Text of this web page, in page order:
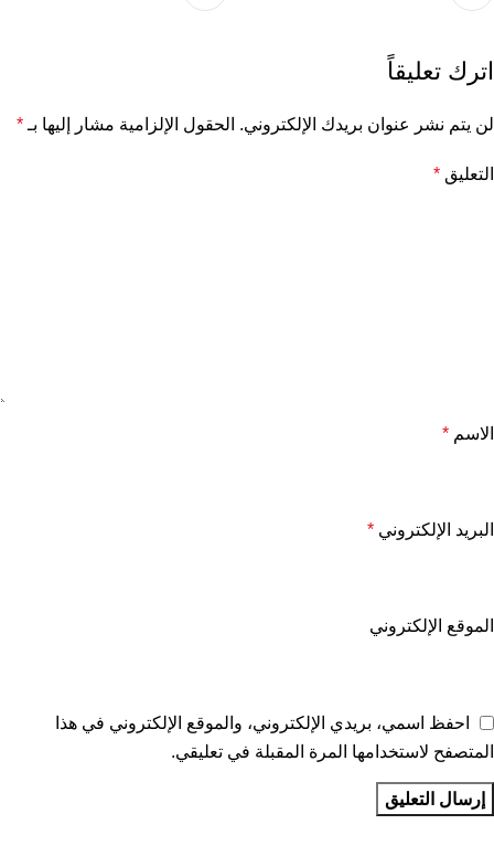
اترك تعليقاً
لن يتم نشر عنوان بريدك الإلكتروني. الحقول الإلزامية مشار إليها بـ *
التعليق *
الاسم *
البريد الإلكتروني *
الموقع الإلكتروني
احفظ اسمي، بريدي الإلكتروني، والموقع الإلكتروني في هذا
المتصفح لاستخدامها المرة المقبلة في تعليقي.